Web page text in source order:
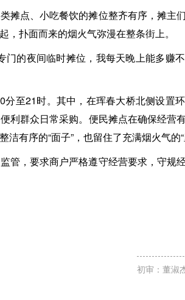
摊点、小吃餐饮的摊位整齐有序，摊主
扑面而来的烟火气弥漫在整条街上。
的夜间临时摊位，我每天晚上能多赚
至21时。其中，在珲春大桥北侧设置
利群众日常采购。便民摊点在确保经营
有序的“面子”，也留住了充满烟火气的“
管，要求商户严格遵守经营要求，守规
初审：董淑